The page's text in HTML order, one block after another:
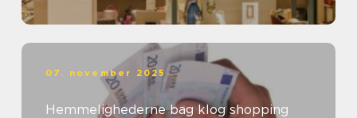
07. november 2025
Hemmelighederne bag klog shopping